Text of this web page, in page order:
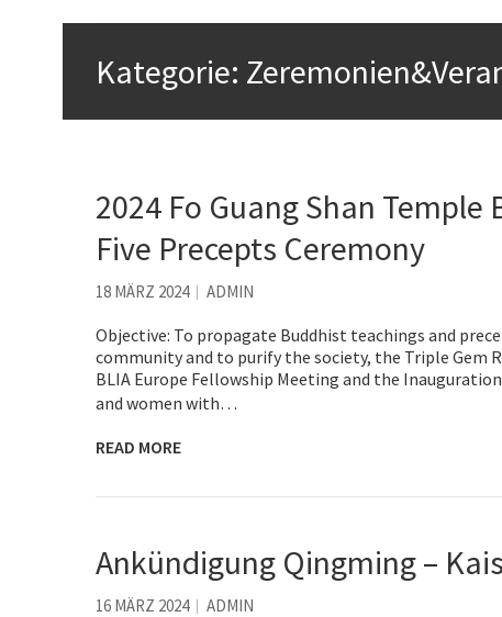
Kategorie:
2024 Fo Guang Shan
Five Precepts Ceremony
18 MÄRZ 2024 ADMIN
Objective: To propagate Buddhist teachings and
community and to purify the society, the Triple Gem
BLIA Europe Fellowship Meeting and the
and women with…
READ MORE
Ankündigung Qingming –
16 MÄRZ 2024 ADMIN